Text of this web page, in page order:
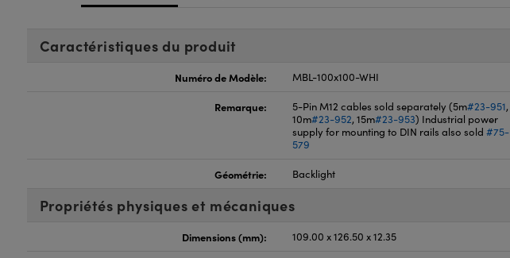
Caractéristiques du produit
Numéro de Modèle: MBL-100x100-WHI
Remarque: 5-Pin M12 cables sold separately (5m#23-951,
10m#23-952, 15m#23-953) Industrial power
supply for mounting to DIN rails also sold#75-
579
Géométrie: Backlight
Propriétés physiques et mécaniques
Dimensions (mm): 109.00 x 126.50 x 12.35